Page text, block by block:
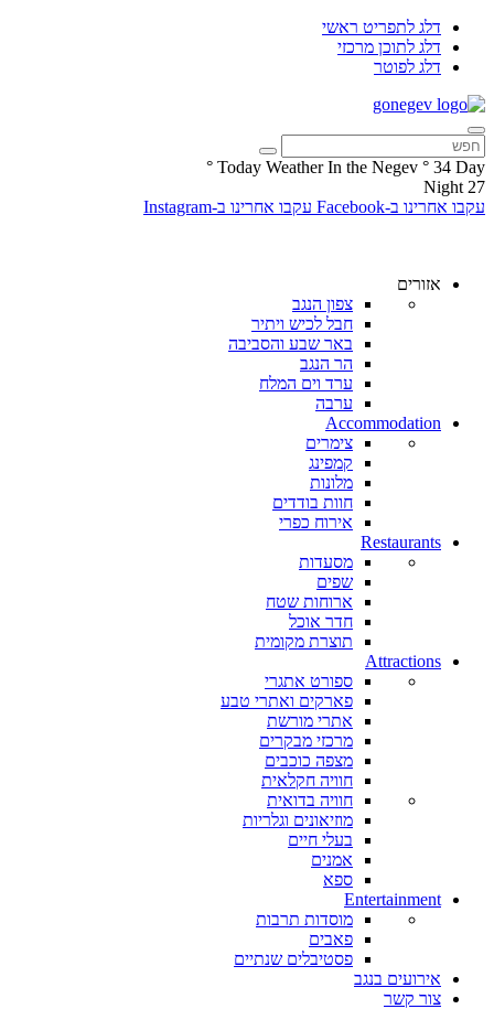
דלג לתפריט ראשי
דלג לתוכן מרכזי
דלג לפוטר
Today Weather In the Negev ° 34 Day
°
27
Night
עקבו אחרינו ב-Facebook
עקבו אחרינו ב-Instagram
אזורים
צפון הנגב
חבל לכיש ויתיר
באר שבע והסביבה
הר הנגב
ערד וים המלח
ערבה
Accommodation
צימרים
קמפינג
מלונות
חוות בודדים
אירוח כפרי
Restaurants
מסעדות
שפים
ארוחות שטח
חדר אוכל
תוצרת מקומית
Attractions
ספורט אתגרי
פארקים ואתרי טבע
אתרי מורשת
מרכזי מבקרים
מצפה כוכבים
חוויה חקלאית
חוויה בדואית
מוזיאונים וגלריות
בעלי חיים
אמנים
ספא
Entertainment
מוסדות תרבות
פאבים
פסטיבלים שנתיים
אירועים בנגב
צור קשר